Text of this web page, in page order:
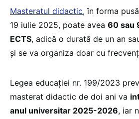
Masteratul didactic, în forma
19 iulie 2025, poate avea 60 sau
ECTS, adică o durată de un an
și se va organiza doar cu
Legea educației nr. 199/2023
masterat didactic de doi ani va
anul universitar 2025-2026, iar